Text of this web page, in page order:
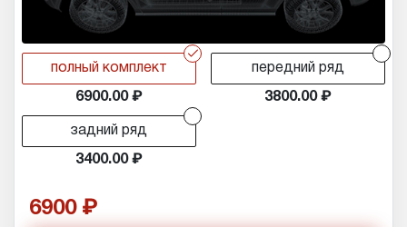
r
полный комплект
6900.00
передний ряд
3800.00
задний ряд
3400.00
6900